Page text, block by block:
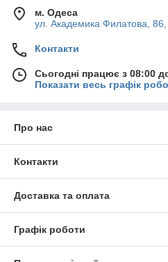
м. Одеса
ул. Академика Филатова,
Контакти
Сьогодні працює з 08:00
Показати весь графік
Про нас
Контакти
Доставка та оплата
Графік роботи